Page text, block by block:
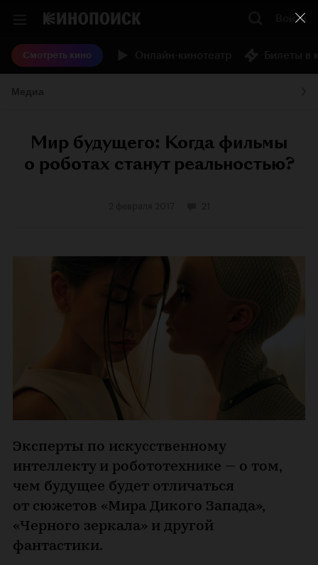
Войти
Смотреть кино
Мир будущего: Когда фильмы
о роботах станут реальностью?
Эксперты по искусственному
интеллекту и робототехнике — о том,
чем будущее будет отличаться
от сюжетов «Мира Дикого Запада»,
«Черного зеркала» и другой
фантастики.